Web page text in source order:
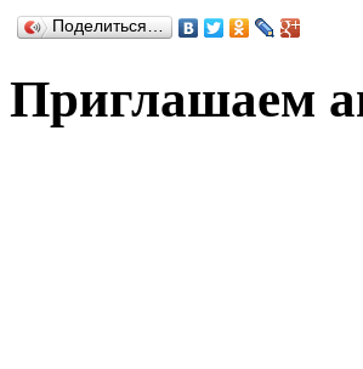
Поделиться…
Приглашаем